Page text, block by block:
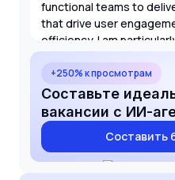
functional teams to
that drive user
efficiency. I am
challenge of building a
bridges the gap
application across
that my strategic thinking
understanding will
growth and the success
+250% к просмотрам
Составьте
вакансии с ИИ-
Составить